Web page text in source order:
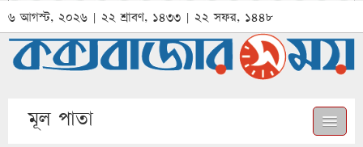
৬ আগস্ট, ২০২৬ | ২২ শ্রাবণ, ১৪৩৩ | ২২ সফর, ১৪৪৮
মূল পাতা